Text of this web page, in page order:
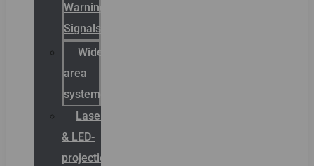
Warning
Signals
Wide
area
systemen
Laserbelijning
& LED-
projectie